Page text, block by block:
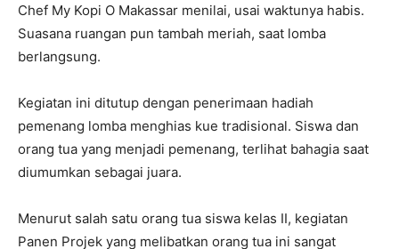
Chef My Kopi O Makassar menilai, usai waktunya habis.
Suasana ruangan pun tambah meriah, saat lomba
berlangsung.
Kegiatan ini ditutup dengan penerimaan hadiah
pemenang lomba menghias kue tradisional. Siswa dan
orang tua yang menjadi pemenang, terlihat bahagia saat
diumumkan sebagai juara.
Menurut salah satu orang tua siswa kelas II, kegiatan
Panen Projek yang melibatkan orang tua ini sangat